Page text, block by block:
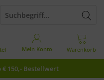
150,- Bestellwert
Warenkorb
Mein Konto